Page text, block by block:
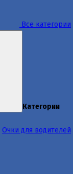
Все категории
Категории
Очки для водителей